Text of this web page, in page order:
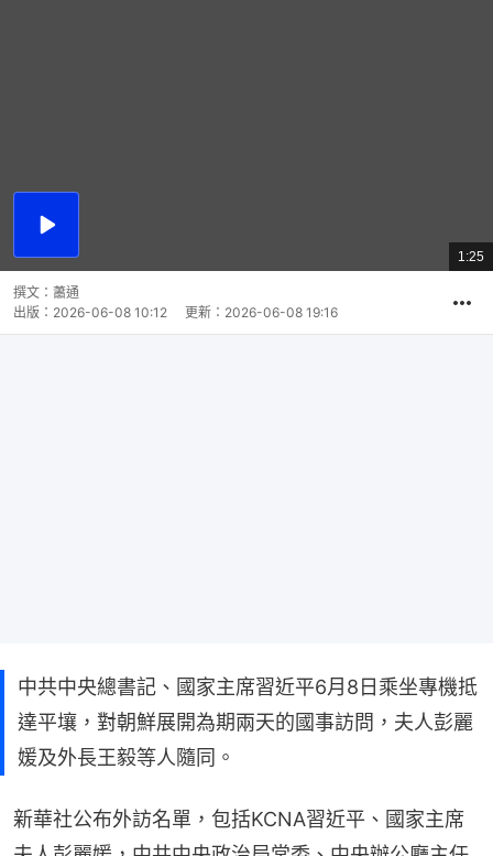
播
總
共
1:25
撰文： 蕭通
出版： 2026-06-08 10:12 更新： 2026-06-08 19:16
中共中央總書記、國家主席習近平6月8日乘坐專機抵
達平壤，對朝鮮展開為期兩天的國事訪問，夫人彭麗
媛及外長王毅等人隨同。
新華社公布外訪名單，包括KCNA習近平、國家主席